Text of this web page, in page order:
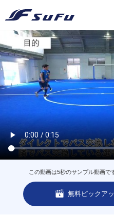
この動画は5秒のサンプル動画で
無料ピックア